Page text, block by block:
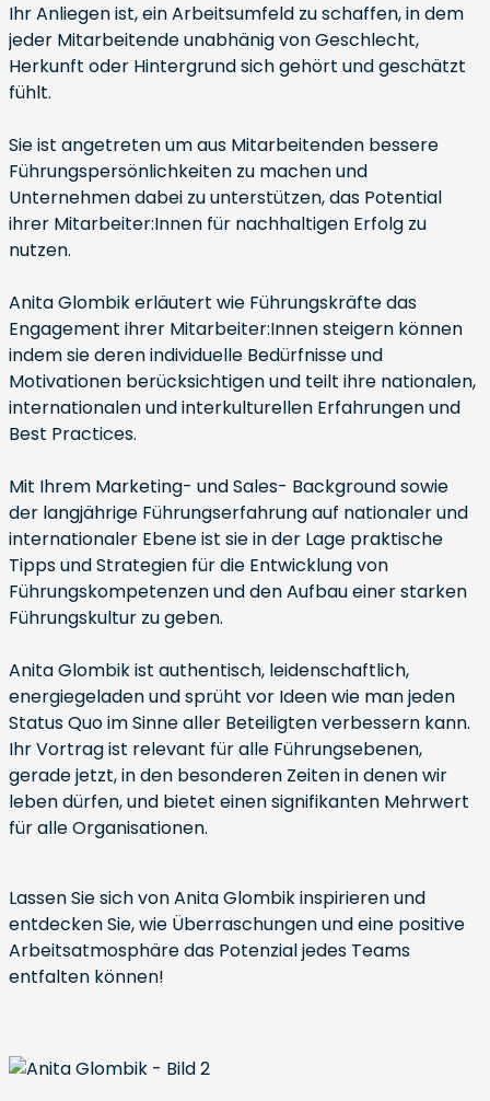
Ihr Anliegen ist, ein Arbeitsumfeld zu schaffen, in dem
jeder Mitarbeitende unabhänig von Geschlecht,
Herkunft oder Hintergrund sich gehört und geschätzt
fühlt.
Sie ist angetreten um aus Mitarbeitenden bessere
Führungspersönlichkeiten zu machen und
Unternehmen dabei zu unterstützen, das Potential
ihrer Mitarbeiter:Innen für nachhaltigen Erfolg zu
nutzen.
Anita Glombik erläutert wie Führungskräfte das
Engagement ihrer Mitarbeiter:Innen steigern können
indem sie deren individuelle Bedürfnisse und
Motivationen berücksichtigen und teilt ihre nationalen,
internationalen und interkulturellen Erfahrungen und
Best Practices.
Mit Ihrem Marketing- und Sales- Background sowie
der langjährige Führungserfahrung auf nationaler und
internationaler Ebene ist sie in der Lage praktische
Tipps und Strategien für die Entwicklung von
Führungskompetenzen und den Aufbau einer starken
Führungskultur zu geben.
Anita Glombik ist authentisch, leidenschaftlich,
energiegeladen und sprüht vor Ideen wie man jeden
Status Quo im Sinne aller Beteiligten verbessern kann.
Ihr Vortrag ist relevant für alle Führungsebenen,
gerade jetzt, in den besonderen Zeiten in denen wir
leben dürfen, und bietet einen signifikanten Mehrwert
für alle Organisationen.
Lassen Sie sich von Anita Glombik inspirieren und
entdecken Sie, wie Überraschungen und eine positive
Arbeitsatmosphäre das Potenzial jedes Teams
entfalten können!